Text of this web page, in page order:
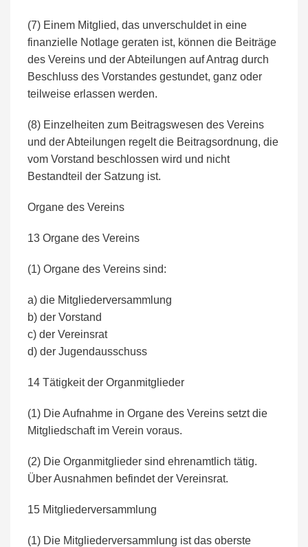
(7) Einem Mitglied, das unverschuldet in eine
finanzielle Notlage geraten ist, können die Beiträge
des Vereins und der Abteilungen auf Antrag durch
Beschluss des Vorstandes gestundet, ganz oder
teilweise erlassen werden.
(8) Einzelheiten zum Beitragswesen des Vereins
und der Abteilungen regelt die Beitragsordnung, die
vom Vorstand beschlossen wird und nicht
Bestandteil der Satzung ist.
Organe des Vereins
13 Organe des Vereins
(1) Organe des Vereins sind:
a) die Mitgliederversammlung
b) der Vorstand
c) der Vereinsrat
d) der Jugendausschuss
14 Tätigkeit der Organmitglieder
(1) Die Aufnahme in Organe des Vereins setzt die
Mitgliedschaft im Verein voraus.
(2) Die Organmitglieder sind ehrenamtlich tätig.
Über Ausnahmen befindet der Vereinsrat.
15 Mitgliederversammlung
(1) Die Mitgliederversammlung ist das oberste